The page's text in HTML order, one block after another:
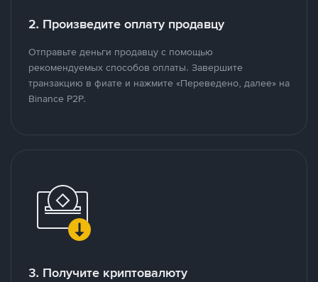
2. Произведите оплату продавцу
Отправьте деньги продавцу с помощью
рекомендуемых способов оплаты. Завершите
транзакцию в фиате и нажмите «Переведено, далее» на
Binance P2P.
3. Получите криптовалюту